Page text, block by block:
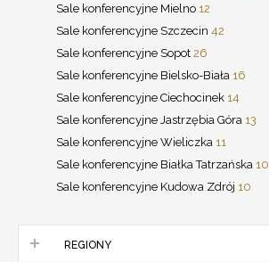
Sale konferencyjne Mielno 12
Sale konferencyjne Szczecin 42
Sale konferencyjne Sopot 26
Sale konferencyjne Bielsko-Biała 16
Sale konferencyjne Ciechocinek 14
Sale konferencyjne Jastrzębia Góra 13
Sale konferencyjne Wieliczka 11
Sale konferencyjne Białka Tatrzańska 10
Sale konferencyjne Kudowa Zdrój 10
REGIONY